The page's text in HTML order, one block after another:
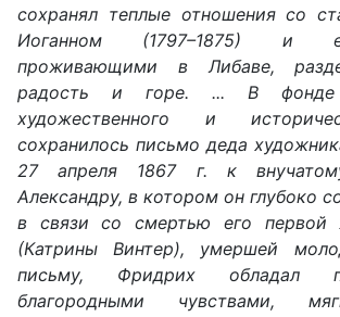
сохранял теплые отношения со
Иоганном (1797–1875) и
проживающими в Либаве,
радость и горе. ... В фонде
художественного и
сохранилось письмо деда
27 апреля 1867 г. к
Александру, в котором он глубоко
в связи со смертью его первой
(Катрины Винтер), умершей
письму, Фридрих обладал
благородными чувствами,